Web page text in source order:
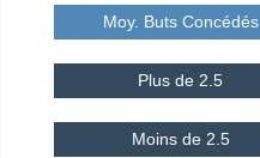
Moy. Buts Concédés
Plus de 2.5
Moins de 2.5